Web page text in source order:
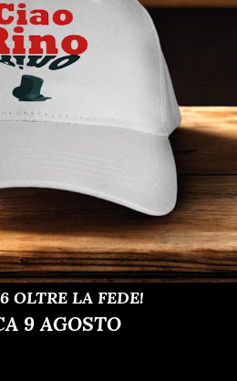
OLTRE LA FEDE!
9 AGOSTO